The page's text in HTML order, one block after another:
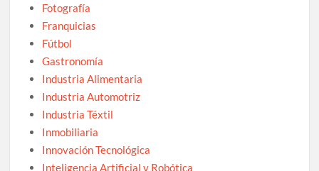
Fotografía
Franquicias
Fútbol
Gastronomía
Industria Alimentaria
Industria Automotriz
Industria Téxtil
Inmobiliaria
Innovación Tecnológica
Inteligencia Artificial y Robótica